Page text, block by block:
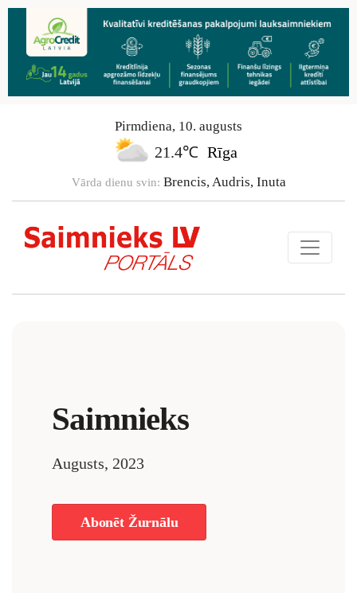
Pirmdiena, 10. augusts
21.4℃ Rīga
Vārda dienu svin: Brencis, Audris, Inuta
Saimnieks
Augusts, 2023
Abonēt Žurnālu